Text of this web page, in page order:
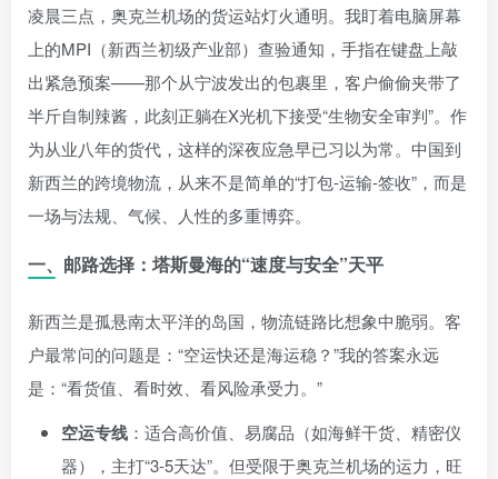
凌晨三点，奥克兰机场的货运站灯火通明。我盯着电脑屏幕
上的MPI（新西兰初级产业部）查验通知，手指在键盘上敲
出紧急预案——那个从宁波发出的包裹里，客户偷偷夹带了
半斤自制辣酱，此刻正躺在X光机下接受“生物安全审判”。作
为从业八年的货代，这样的深夜应急早已习以为常。中国到
新西兰的跨境物流，从来不是简单的“打包-运输-签收”，而是
一场与法规、气候、人性的多重博弈。
一、邮路选择：塔斯曼海的“速度与安全”天平
新西兰是孤悬南太平洋的岛国，物流链路比想象中脆弱。客
户最常问的问题是：“空运快还是海运稳？”我的答案永远
是：“看货值、看时效、看风险承受力。”
空运专线 ：适合高价值、易腐品（如海鲜干货、精密仪
器），主打“3-5天达”。但受限于奥克兰机场的运力，旺